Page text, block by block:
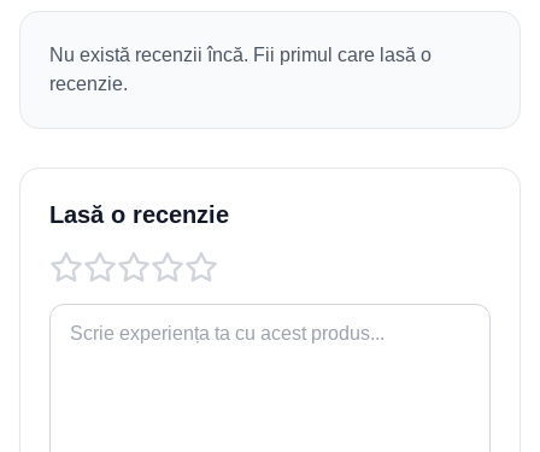
Nu există recenzii încă. Fii primul care lasă o
recenzie.
Lasă o recenzie